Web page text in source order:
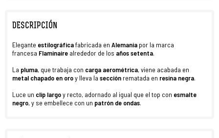
DESCRIPCIÓN
Elegante estilográficafabricada en Alemania por la marca
francesa Flaminaire alrededor de los años setenta.
La pluma, que trabaja con carga aerométrica, viene acabada en
metal chapado en oroy lleva la sección rematada en resina negra.
Luce un clip largoy recto, adornado al igual que el top con esmalte
negro, y se embellece con un patrón de ondas.